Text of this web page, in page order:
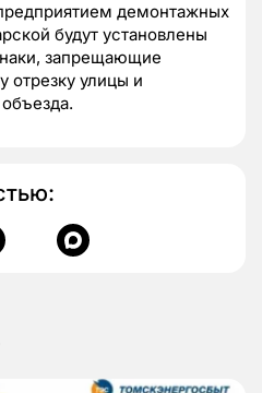
демонтажных
будут установлены
запрещающие
отрезку улицы и